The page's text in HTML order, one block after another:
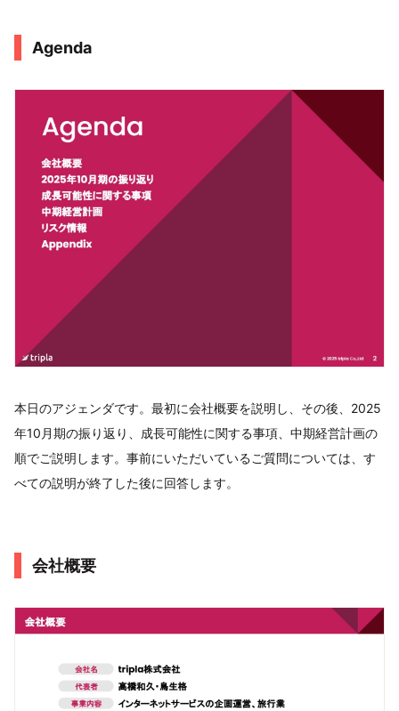
Agenda
本日のアジェンダです。最初に会社概要を説明し、その後、2025
年10月期の振り返り、成長可能性に関する事項、中期経営計画の
順でご説明します。事前にいただいているご質問については、す
べての説明が終了した後に回答します。
会社概要